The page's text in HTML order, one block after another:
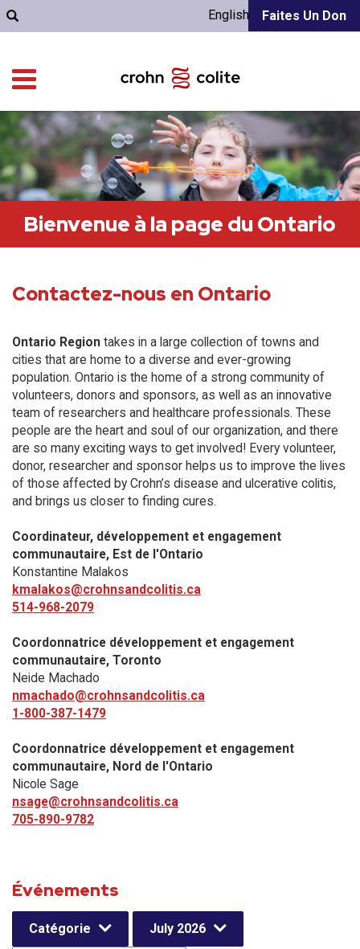
Faites Un Don
English
Bienvenue à la page du Ontario
Contactez-nous en Ontario
Ontario Region takes in a large collection of towns and
cities that are home to a diverse and ever-growing
population. Ontario is the home of a strong community of
volunteers, donors and sponsors, as well as an innovative
team of researchers and healthcare professionals. These
people are the heart and soul of our organization, and there
are so many exciting ways to get involved! Every volunteer,
donor, researcher and sponsor helps us to improve the lives
of those affected by Crohn’s disease and ulcerative colitis,
and brings us closer to finding cures.
Coordinateur, développement et engagement
communautaire​, Est de l'Ontario
Konstantine Malakos
kmalakos@crohnsandcolitis.ca
514-968-2079
Coordonnatrice développement et engagement
communautaire, Toronto
Neide Machado
nmachado@crohnsandcolitis.ca
1-800-387-1479
Coordonnatrice développement et engagement
communautaire, Nord de l'Ontario
Nicole Sage
nsage@crohnsandcolitis.ca
705-890-9782
Événements
Catégorie July 2026